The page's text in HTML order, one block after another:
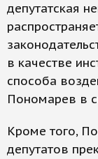
депутатская
в качестве
способа
Пономарев в
Кроме того,
депутатов